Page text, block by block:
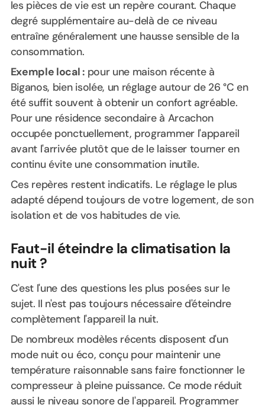
les pièces de vie est un repère courant. Chaque
degré supplémentaire au-delà de ce niveau
entraîne généralement une hausse sensible de la
consommation.
Exemple local : pour une maison récente à
Biganos, bien isolée, un réglage autour de 26 °C en
été suffit souvent à obtenir un confort agréable.
Pour une résidence secondaire à Arcachon
occupée ponctuellement, programmer l'appareil
avant l'arrivée plutôt que de le laisser tourner en
continu évite une consommation inutile.
Ces repères restent indicatifs. Le réglage le plus
adapté dépend toujours de votre logement, de son
isolation et de vos habitudes de vie.
Faut-il éteindre la climatisation la
nuit ?
C'est l'une des questions les plus posées sur le
sujet. Il n'est pas toujours nécessaire d'éteindre
complètement l'appareil la nuit.
De nombreux modèles récents disposent d'un
mode nuit ou éco, conçu pour maintenir une
température raisonnable sans faire fonctionner le
compresseur à pleine puissance. Ce mode réduit
aussi le niveau sonore de l'appareil. Programmer